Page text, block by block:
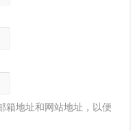
箱地址和网站地址，以便